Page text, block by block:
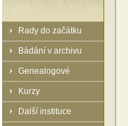
Rady do začátku
Bádání v archivu
Genealogové
Kurzy
Další instituce